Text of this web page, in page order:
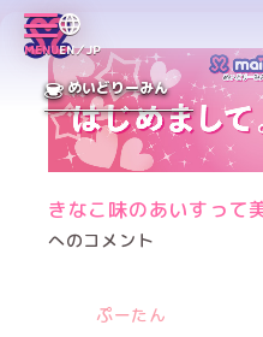
MENUEN／JP
めいどりーみん
きなこ味のあいすって
へのコメント
ぷーたん